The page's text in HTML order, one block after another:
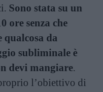
Sono stata su un
ore senza che
qualcosa da
subliminale è
devi mangiare.
l’obiettivo di